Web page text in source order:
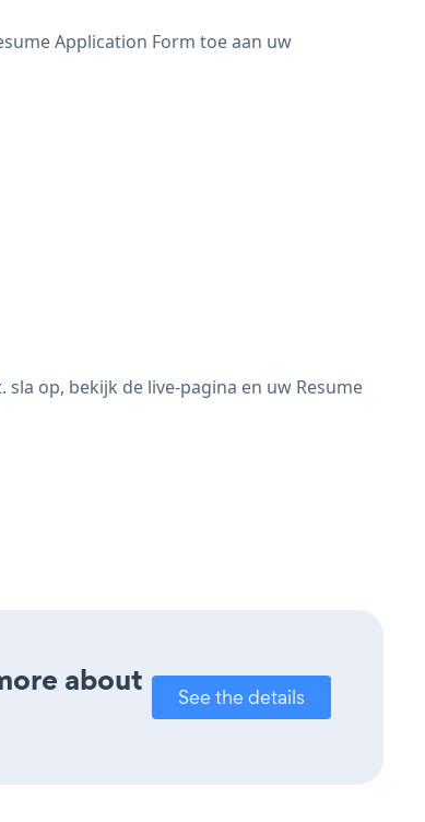
Application Form toe aan uw
op, bekijk de live-pagina en uw Resume
about
See the details